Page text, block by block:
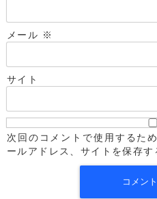
メール ※
サイト
次回のコメントで使用するた
ールアドレス、サイトを保存す